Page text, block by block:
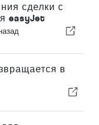
сделки с
easyJet
в